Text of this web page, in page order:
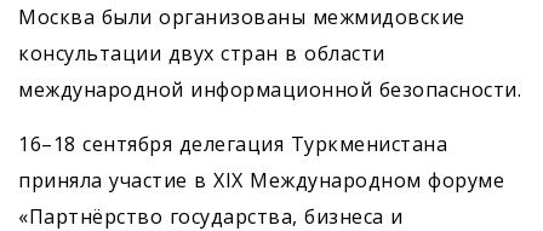
Москва были организованы межмидовские
консультации двух стран в области
международной информационной безопасности.
16–18 сентября делегация Туркменистана
приняла участие в XIX Международном форуме
«Партнёрство государства, бизнеса и